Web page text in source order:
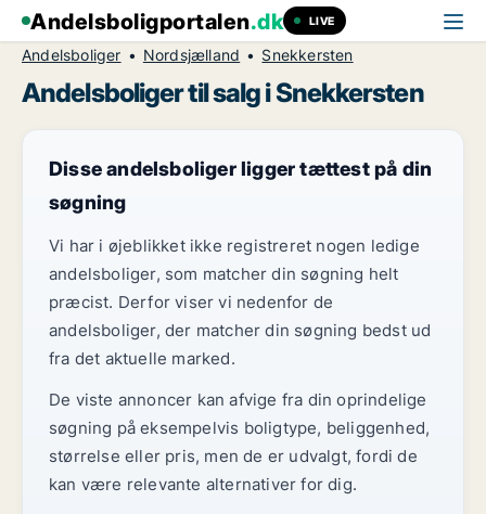
Andelsboligportalen.dk LIVE
Andelsboliger Nordsjælland Snekkersten
Andelsboliger til salg i Snekkersten
Disse andelsboliger ligger tættest på din
søgning
Vi har i øjeblikket ikke registreret nogen ledige
andelsboliger, som matcher din søgning helt
præcist. Derfor viser vi nedenfor de
andelsboliger, der matcher din søgning bedst ud
fra det aktuelle marked.
De viste annoncer kan afvige fra din oprindelige
søgning på eksempelvis boligtype, beliggenhed,
størrelse eller pris, men de er udvalgt, fordi de
kan være relevante alternativer for dig.